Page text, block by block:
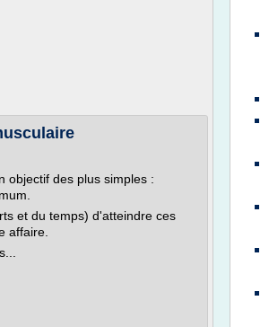
objectif des plus simples :
et du temps) d'atteindre ces
affaire.